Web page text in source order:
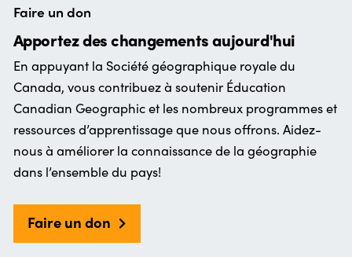
Faire un don
Apportez des changements aujourd'hui
En appuyant la Société géographique royale du
Canada, vous contribuez à soutenir Éducation
Canadian Geographic et les nombreux programmes et
ressources d’apprentissage que nous offrons. Aidez-
nous à améliorer la connaissance de la géographie
dans l’ensemble du pays!
Faire un don